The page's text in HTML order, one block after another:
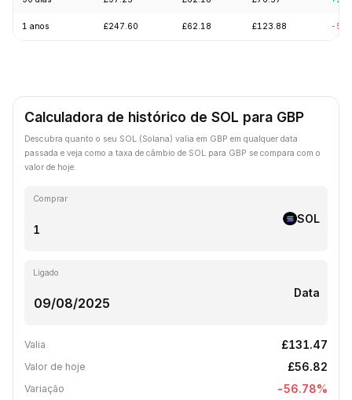
1 anos £247.60 £62.18 £123.88 -
Calculadora de histórico de SOL para GBP
Descubra quanto o seu SOL (Solana) valia em GBP em qualquer data
passada e veja como a taxa de câmbio de SOL para GBP se compara com o
valor de hoje.
Comprar
SOL
Ligado
Data
Valia £131.47
Valor de hoje £56.82
Variação -56.78%